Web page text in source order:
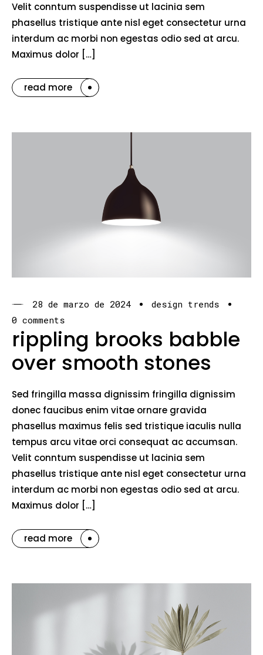
Velit conntum suspendisse ut lacinia sem
phasellus tristique ante nisl eget consectetur urna
interdum ac morbi non egestas odio sed at arcu.
Maximus dolor […]
read more
28 de marzo de 2024
design trends
0 comments
rippling brooks babble
over smooth stones
Sed fringilla massa dignissim fringilla dignissim
donec faucibus enim vitae ornare gravida
phasellus maximus felis sed tristique iaculis nulla
tempus arcu vitae orci consequat ac accumsan.
Velit conntum suspendisse ut lacinia sem
phasellus tristique ante nisl eget consectetur urna
interdum ac morbi non egestas odio sed at arcu.
Maximus dolor […]
read more